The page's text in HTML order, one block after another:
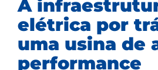
A
elétrica por
uma usina de
performance